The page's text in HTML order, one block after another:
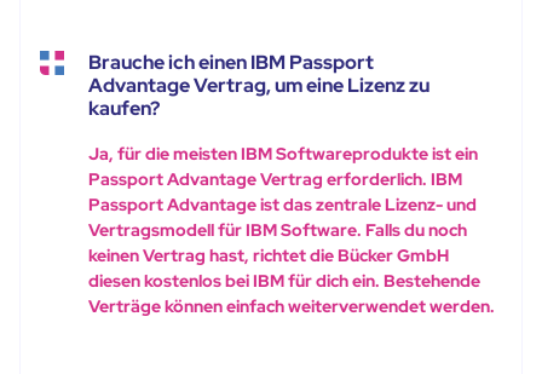
Brauche ich einen IBM Passport
Advantage Vertrag, um eine Lizenz zu
kaufen?
Ja, für die meisten IBM Softwareprodukte ist ein
Passport Advantage Vertrag erforderlich. IBM
Passport Advantage ist das zentrale Lizenz- und
Vertragsmodell für IBM Software. Falls du noch
keinen Vertrag hast, richtet die Bücker GmbH
diesen kostenlos bei IBM für dich ein. Bestehende
Verträge können einfach weiterverwendet werden.